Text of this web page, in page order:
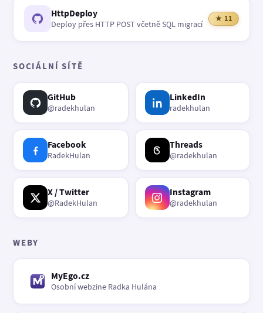
HttpDeploy
Deploy přes HTTP POST včetně SQL migrací
★ 11
SOCIÁLNÍ SÍTĚ
GitHub
@radekhulan
LinkedIn
radekhulan
Facebook
RadekHulan
Threads
@radekhulan
X / Twitter
@RadekHulan
Instagram
@radekhulan
WEBY
MyEgo.cz
Osobní webzine Radka Hulána